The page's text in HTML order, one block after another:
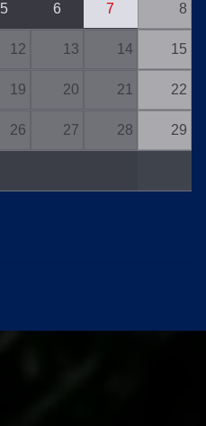
5 6 7 8
12 13 14 15
19 20 21 22
26 27 28 29